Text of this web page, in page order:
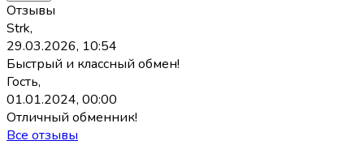
Отзывы
Strk,
29.03.2026, 10:54
Быстрый и классный обмен!
Гость,
01.01.2024, 00:00
Отличный обменник!
Все отзывы